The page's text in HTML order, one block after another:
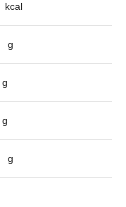
kcal
g
g
g
g